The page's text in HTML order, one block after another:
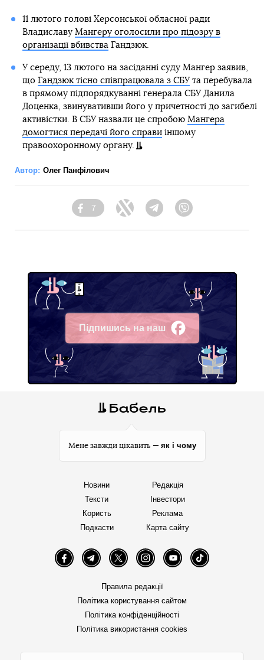
11 лютого голові Херсонської обласної ради
Владиславу Мангеру оголосили про підозру в
організації вбивстваГандзюк.
У середу, 13 лютого на засіданні суду Мангер заявив,
що Гандзюк тісно співпрацювала з СБУта перебувала
в прямому підпорядкуванні генерала СБУ Данила
Доценка, звинувативши його у причетності до загибелі
активістки. В СБУ назвали це спробою Мангера
домогтися передачі його справиіншому
правоохоронному органу.
Автор: Олег Панфілович
Facebook
7
Twitter Telegram
Підпишись на наш
Facebook
Мене завжди цікавить — як і чому
Новини
Тексти
Користь
Подкасти
Редакція
Інвестори
Реклама
Карта сайту
FacebookTelegramTwitter InstagramYouTube TikTok
Правила редакції
Політика користування сайтом
Політика конфіденційності
Політика використання cookies